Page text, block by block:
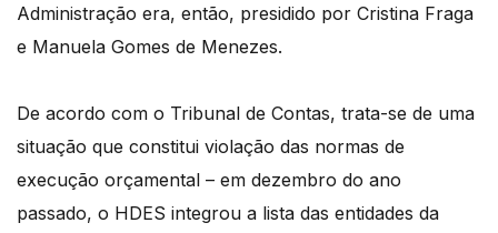
Administração era, então, presidido por Cristina Fraga
e Manuela Gomes de Menezes.
De acordo com o Tribunal de Contas, trata-se de uma
situação que constitui violação das normas de
execução orçamental – em dezembro do ano
passado, o HDES integrou a lista das entidades da